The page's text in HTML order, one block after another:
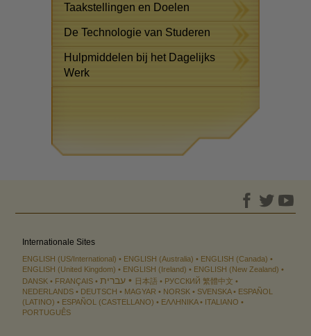
Taakstellingen en Doelen
De Technologie van Studeren
Hulpmiddelen bij het Dagelijks
Werk
Internationale Sites
ENGLISH (US/International) ENGLISH (Australia)
ENGLISH (Canada)
ENGLISH (United Kingdom)
ENGLISH (Ireland)
ENGLISH (New Zealand)
DANSK
FRANÇAIS עברית 日本語 РУССКИЙ 繁體中文
NEDERLANDS
DEUTSCH MAGYAR NORSK SVENSKA
ESPAÑOL
(LATINO)
ESPAÑOL (CASTELLANO) ΕΛΛΗΝΙΚA
ITALIANO
PORTUGUÊS